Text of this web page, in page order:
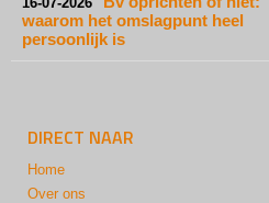
waarom het omslagpunt heel
persoonlijk is
DIRECT NAAR
Home
Over ons